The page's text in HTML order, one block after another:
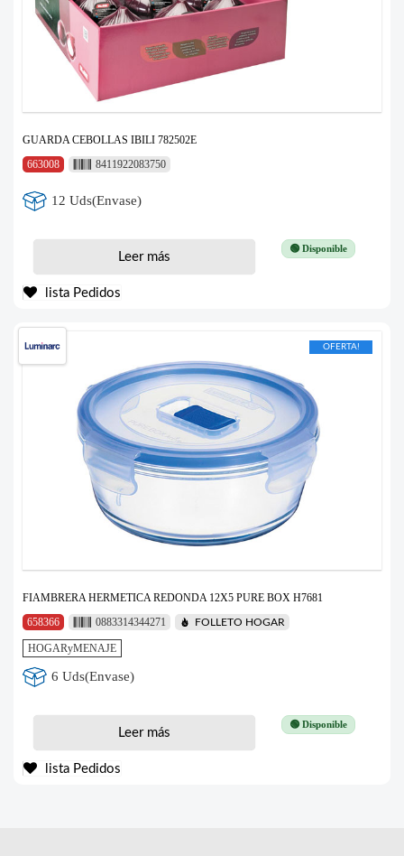
GUARDA CEBOLLAS IBILI 782502E
663008
8411922083750
12 Uds(Envase)
🟢 Disponible
Leer más
lista Pedidos
OFERTA!
FIAMBRERA HERMETICA REDONDA 12X5 PURE BOX H7681
658366
0883314344271 FOLLETO HOGAR
HOGARyMENAJE
6 Uds(Envase)
🟢 Disponible
Leer más
lista Pedidos